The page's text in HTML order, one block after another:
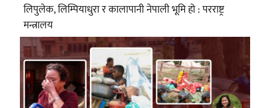
लिपुलेक, लिम्पियाधुरा र कालापानी नेपाली भूमि हो : परराष्ट्र
मन्त्रालय